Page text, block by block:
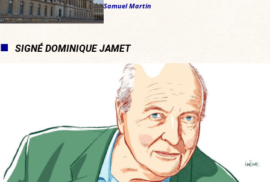
Samuel Martin
SIGNÉ DOMINIQUE JAMET